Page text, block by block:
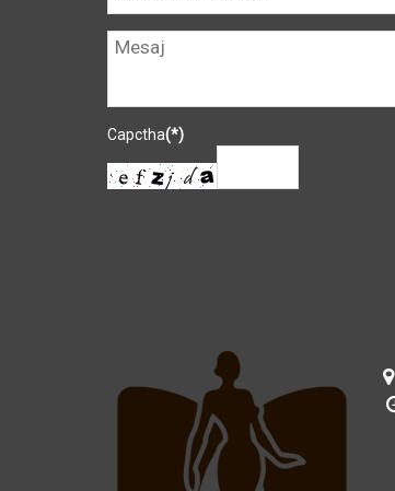
Capctha(*)